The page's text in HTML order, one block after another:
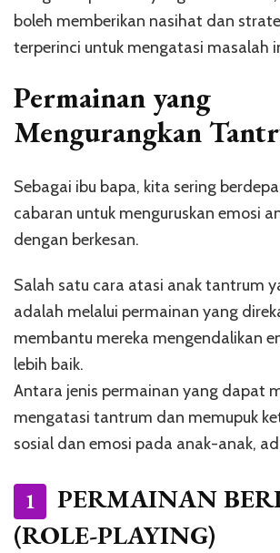
boleh memberikan nasihat dan
terperinci untuk mengatasi masalah
Permainan yang
Mengurangkan
Sebagai ibu bapa, kita sering
cabaran untuk menguruskan emosi
dengan berkesan.
Salah satu cara atasi anak tantrum
adalah melalui permainan yang
membantu mereka mengendalikan
lebih baik.
Antara jenis permainan yang dapat
mengatasi tantrum dan memupuk
sosial dan emosi pada anak-anak,
1
PERMAINAN
(ROLE-PLAYING)